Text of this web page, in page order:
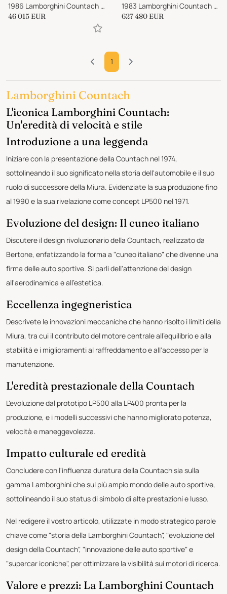
1986 Lamborghini Countach Countach
46 015 EUR
1983 Lamborghini Countach 5000S
627 480 EUR
1
Lamborghini Countach
L'iconica Lamborghini Countach:
Un'eredità di velocità e stile
Introduzione a una leggenda
Iniziare con la presentazione della Countach nel 1974,
sottolineando il suo significato nella storia dell'automobile e il suo
ruolo di successore della Miura. Evidenziate la sua produzione fino
al 1990 e la sua rivelazione come concept LP500 nel 1971.
Evoluzione del design: Il cuneo italiano
Discutere il design rivoluzionario della Countach, realizzato da
Bertone, enfatizzando la forma a "cuneo italiano" che divenne una
firma delle auto sportive. Si parli dell'attenzione del design
all'aerodinamica e all'estetica.
Eccellenza ingegneristica
Descrivete le innovazioni meccaniche che hanno risolto i limiti della
Miura, tra cui il contributo del motore centrale all'equilibrio e alla
stabilità e i miglioramenti al raffreddamento e all'accesso per la
manutenzione.
L'eredità prestazionale della Countach
L'evoluzione dal prototipo LP500 alla LP400 pronta per la
produzione, e i modelli successivi che hanno migliorato potenza,
velocità e maneggevolezza.
Impatto culturale ed eredità
Concludere con l'influenza duratura della Countach sia sulla
gamma Lamborghini che sul più ampio mondo delle auto sportive,
sottolineando il suo status di simbolo di alte prestazioni e lusso.
Nel redigere il vostro articolo, utilizzate in modo strategico parole
chiave come "storia della Lamborghini Countach", "evoluzione del
design della Countach", "innovazione delle auto sportive" e
"supercar iconiche", per ottimizzare la visibilità sui motori di ricerca.
Valore e prezzi: La Lamborghini Countach